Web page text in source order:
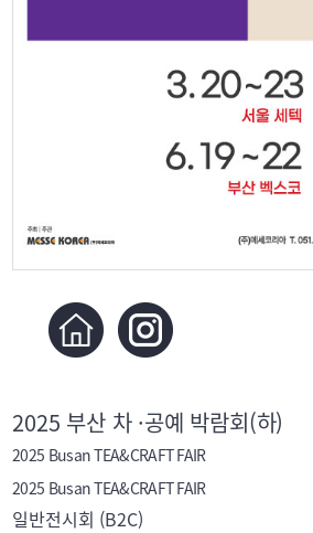
2025 부산 차 ·공예 박람회(하)
2025 Busan TEA&CRAFT FAIR
2025 Busan TEA&CRAFT FAIR
일반전시회 (B2C)